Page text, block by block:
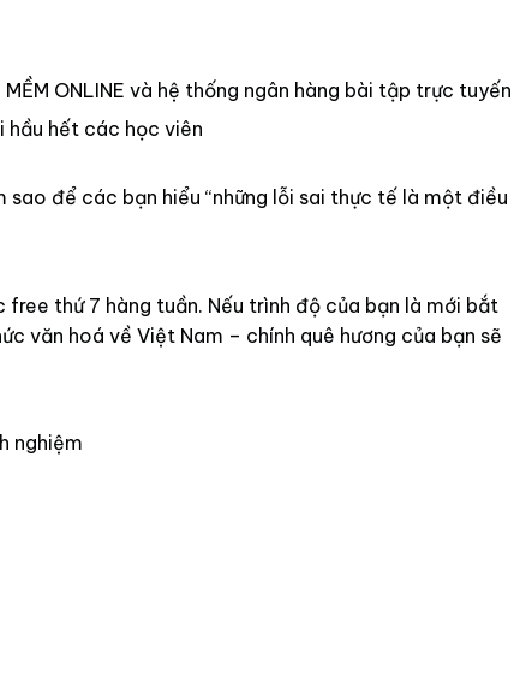
ONLINE và hệ thống ngân hàng bài tập trực tuyến
hầu hết các học viên
sao để các bạn hiểu “những lỗi sai thực tế là một điều
free thứ 7 hàng tuần. Nếu trình độ của bạn là mới bắt
văn hoá về Việt Nam – chính quê hương của bạn sẽ
nghiệm